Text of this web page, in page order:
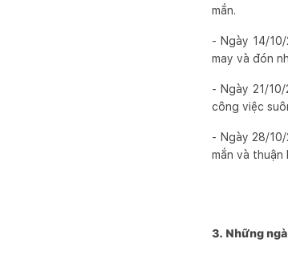
mắn.
- Ngày 14/
may và đón
- Ngày 21/
công việc
- Ngày 28/
mắn và thuận
3. Những